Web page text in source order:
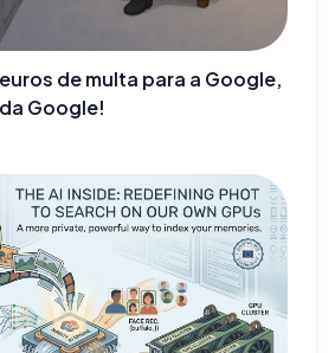
de multa para a Google,
Google!